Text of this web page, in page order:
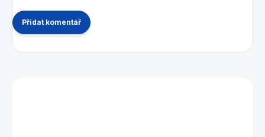
Přidat komentář